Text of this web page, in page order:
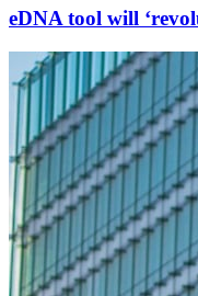
eDNA tool will